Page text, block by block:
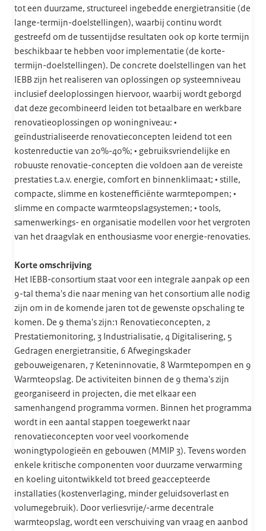
tot een duurzame, structureel ingebedde energietransitie (de
lange-termijn-doelstellingen), waarbij continu wordt
gestreefd om de tussentijdse resultaten ook op korte termijn
beschikbaar te hebben voor implementatie (de korte-
termijn-doelstellingen). De concrete doelstellingen van het
IEBB zijn het realiseren van oplossingen op systeemniveau
inclusief deeloplossingen hiervoor, waarbij wordt geborgd
dat deze gecombineerd leiden tot betaalbare en werkbare
renovatieoplossingen op woningniveau: •
geïndustrialiseerde renovatieconcepten leidend tot een
kostenreductie van 20%-40%; • gebruiksvriendelijke en
robuuste renovatie-concepten die voldoen aan de vereiste
prestaties t.a.v. energie, comfort en binnenklimaat; • stille,
compacte, slimme en kostenefficiënte warmtepompen; •
slimme en compacte warmteopslagsystemen; • tools,
samenwerkings- en organisatie modellen voor het vergroten
van het draagvlak en enthousiasme voor energie-renovaties.
Korte omschrijving
Het IEBB-consortium staat voor een integrale aanpak op een
9-tal thema's die naar mening van het consortium alle nodig
zijn om in de komende jaren tot de gewenste opschaling te
komen. De 9 thema's zijn:1 Renovatieconcepten, 2
Prestatiemonitoring, 3 Industrialisatie, 4 Digitalisering, 5
Gedragen energietransitie, 6 Afwegingskader
gebouweigenaren, 7 Keteninnovatie, 8 Warmtepompen en 9
Warmteopslag. De activiteiten binnen de 9 thema's zijn
georganiseerd in projecten, die met elkaar een
samenhangend programma vormen. Binnen het programma
wordt in een aantal stappen toegewerkt naar
renovatieconcepten voor veel voorkomende
woningtypologieën en gebouwen (MMIP 3). Tevens worden
enkele kritische componenten voor duurzame verwarming
en koeling uitontwikkeld tot breed geaccepteerde
installaties (kostenverlaging, minder geluidsoverlast en
volumegebruik). Door verliesvrije/-arme decentrale
warmteopslag, wordt een verschuiving van vraag en aanbod